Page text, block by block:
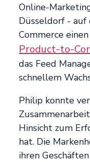
Online-
Düsseldorf -
Commerce
Product-to-
das Feed
schnellem
Philip konnte
Hinsicht zum
hat. Die
ihren